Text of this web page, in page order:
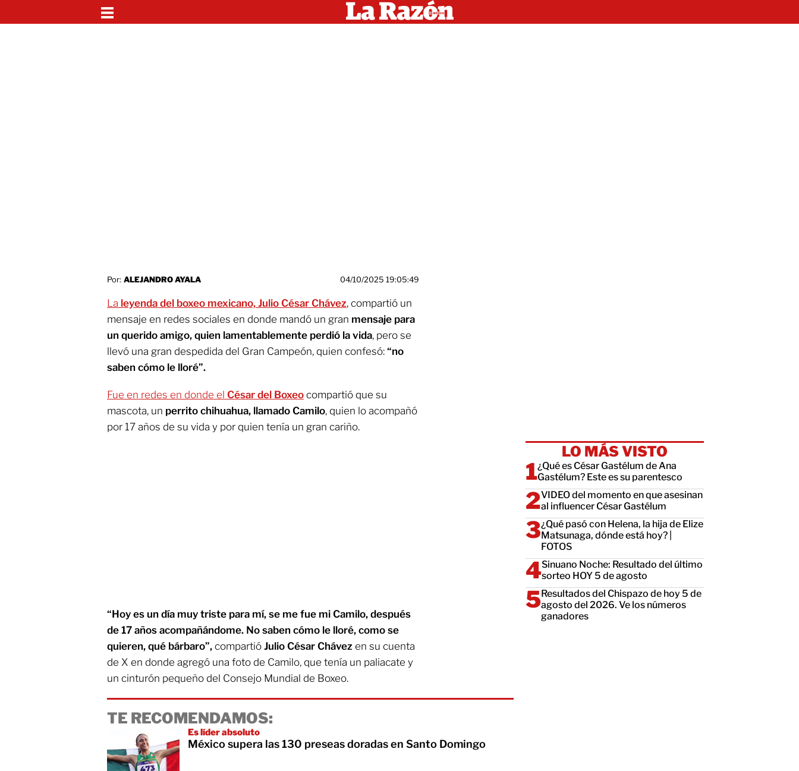
Por: ALEJANDRO AYALA 04/10/2025 19:05:49
La leyenda del boxeo mexicano, Julio César Chávez, compartió un
mensaje en redes sociales en donde mandó un gran mensaje para
un querido amigo, quien lamentablemente perdió la vida, pero se
llevó una gran despedida del Gran Campeón, quien confesó: “no
saben cómo le lloré”.
Fue en redes en donde el César del Boxeo compartió que su
mascota, un perrito chihuahua, llamado Camilo, quien lo acompañó
por 17 años de su vida y por quien tenía un gran cariño.
“Hoy es un día muy triste para mí, se me fue mi Camilo, después
de 17 años acompañándome. No saben cómo le lloré, como se
quieren, qué bárbaro”, compartió Julio César Chávez en su cuenta
de X en donde agregó una foto de Camilo, que tenía un paliacate y
un cinturón pequeño del Consejo Mundial de Boxeo.
TE RECOMENDAMOS:
Es líder absoluto
México supera las 130 preseas doradas en Santo Domingo
LO MÁS VISTO
¿Qué es César Gastélum de Ana
Gastélum? Este es su parentesco
VIDEO del momento en que asesinan
al influencer César Gastélum
¿Qué pasó con Helena, la hija de Elize
Matsunaga, dónde está hoy? |
FOTOS
Sinuano Noche: Resultado del último
sorteo HOY 5 de agosto
Resultados del Chispazo de hoy 5 de
agosto del 2026. Ve los números
ganadores